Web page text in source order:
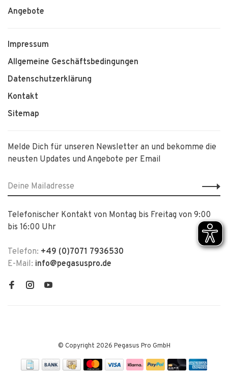
Angebote
Impressum
Allgemeine Geschäftsbedingungen
Datenschutzerklärung
Kontakt
Sitemap
Melde Dich für unseren Newsletter an und bekomme die
neusten Updates und Angebote per Email
Telefonischer Kontakt von Montag bis Freitag von 9:00
bis 16:00 Uhr
Telefon: +49 (0)7071 7936530
E-Mail: info@pegasuspro.de
© Copyright 2026 Pegasus Pro GmbH